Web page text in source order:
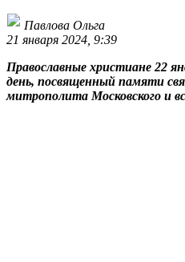
Павлова Ольга
21 января 2024, 9:39
Православные христиане 22
день, посвященный памяти
митрополита Московского и